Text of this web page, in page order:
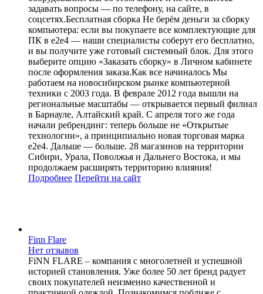
задавать вопросы — по телефону, на сайте, в
соцсетях.Бесплатная сборка Не берём деньги за сборку
компьютера: если вы покупаете все комплектующие для
ПК в e2e4 — наши специалисты соберут его бесплатно,
и вы получите уже готовый системный блок. Для этого
выберите опцию «Заказать сборку» в Личном кабинете
после оформления заказа.Как все начиналось Мы
работаем на новосибирском рынке компьютерной
техники с 2003 года. В феврале 2012 года вышли на
региональные масштабы — открывается первый филиал
в Барнауле, Алтайский край. C апреля того же года
начали ребрендинг: теперь больше не «Открытые
технологии», а принципиально новая торговая марка
е2е4. Дальше — больше. 28 магазинов на территории
Сибири, Урала, Поволжья и Дальнего Востока, и мы
продолжаем расширять территорию влияния!
Подробнее Перейти на сайт
Finn Flare
Нет отзывов
FiNN FLARE – компания с многолетней и успешной
историей становления. Уже более 50 лет бренд радует
своих покупателей неизменно качественной и